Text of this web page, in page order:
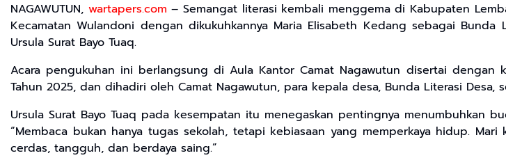
NAGAWUTUN, wartapers.com – Semangat literasi kembali menggema di Kabupaten
Kecamatan Wulandoni dengan dikukuhkannya Maria Elisabeth Kedang sebagai
Ursula Surat Bayo Tuaq.
Acara pengukuhan ini berlangsung di Aula Kantor Camat Nagawutun disertai dengan
Tahun 2025, dan dihadiri oleh Camat Nagawutun, para kepala desa, Bunda Literasi
Ursula Surat Bayo Tuaq pada kesempatan itu menegaskan pentingnya menumbuhkan
“Membaca bukan hanya tugas sekolah, tetapi kebiasaan yang memperkaya hidup.
cerdas, tangguh, dan berdaya saing.”